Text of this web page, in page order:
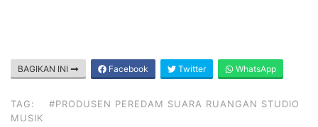
BAGIKAN INI Facebook Twitter WhatsApp
TAG:
#PRODUSEN PEREDAM SUARA RUANGAN STUDIO
MUSIK